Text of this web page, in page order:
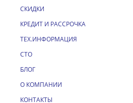
СКИДКИ
КРЕДИТ И РАССРОЧКА
ТЕХ.ИНФОРМАЦИЯ
СТО
БЛОГ
О КОМПАНИИ
КОНТАКТЫ